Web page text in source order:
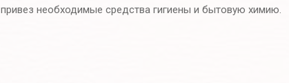
привез необходимые средства гигиены и бытовую химию.